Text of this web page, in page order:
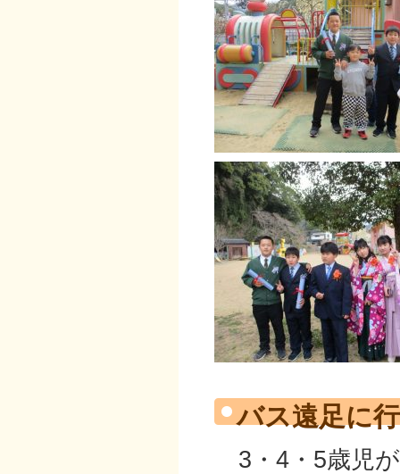
バス遠足に
3・4・5歳児